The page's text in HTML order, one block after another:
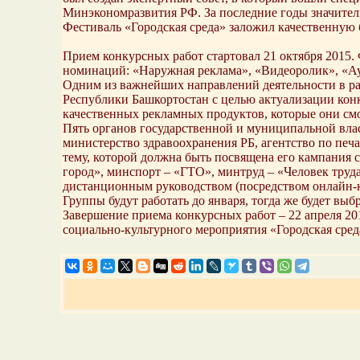
Минэкономразвития РФ. За последние годы
Фестиваль «Городская среда» заложил
Прием конкурсных работ стартовал 21 октября
номинаций: «Наружная реклама», «Видеоролик»,
Одним из важнейших направлений деятельности в
Республики Башкортостан с целью актуализации
качественных рекламных продуктов, которые они
Пять органов государственной и муниципальной
министерство здравоохранения РБ, агентство по
тему, которой должна быть посвящена его
город», минспорт – «ГТО», минтруд – «Человек
дистанционным руководством (посредством
Группы будут работать до января, тогда же будет
Завершение приема конкурсных работ – 22 апреля
социально-культурного мероприятия «Городская